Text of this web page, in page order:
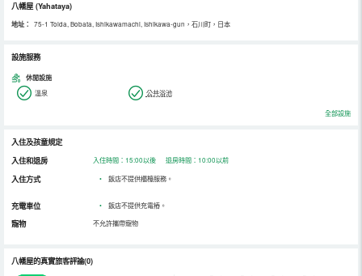
八幡屋 (Yahataya)
地址： 75-1 Toida, Bobata, Ishikawamachi, Ishikawa-gun，石川町，日本
設施服務
休閒設施
溫泉 公共浴池
全部設施
入住及孩童規定
入住和退房
入住時間：15:00以後 退房時間：10:00以前
入住方式 • 飯店不提供櫃檯服務。
充電車位 • 飯店不提供充電樁。
寵物 不允許攜帶寵物
八幡屋的真實旅客評論(0)